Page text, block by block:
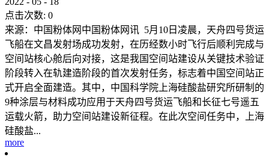
点击次数: 0
来源：中国粉体网中国粉体网讯 5月10日凌晨，天舟四号货运
飞船在文昌发射场成功发射，在历经数小时飞行后顺利完成与
空间站核心舱后向对接，这是我国空间站建设从关键技术验证
阶段转入在轨建造阶段的首次发射任务，标志着中国空间站正
式开启全面建造。其中，中国科学院上海硅酸盐研究所研制的
9种涂层与材料成功应用于天舟四号货运飞船和长征七号遥五
运载火箭，助力空间站建设新征程。在此次空间任务中，上海
硅酸盐...
more